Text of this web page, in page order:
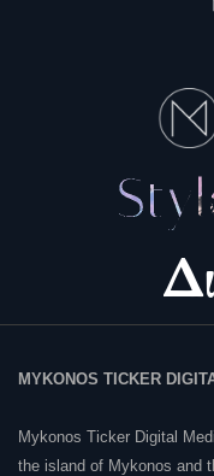
MYKONOS TICKER
Mykonos Ticker Digital
the island of Mykonos and